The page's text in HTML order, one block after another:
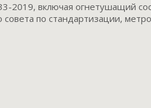
2019, включая огнетушащий
по стандартизации,